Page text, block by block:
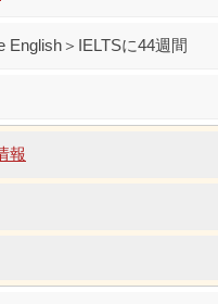
English＞IELTSに44週間
報